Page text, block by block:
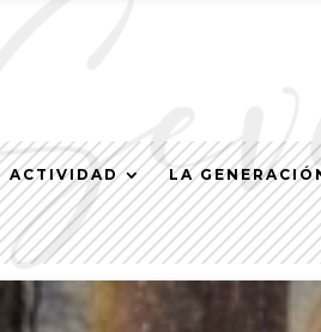
ACTIVIDAD LA